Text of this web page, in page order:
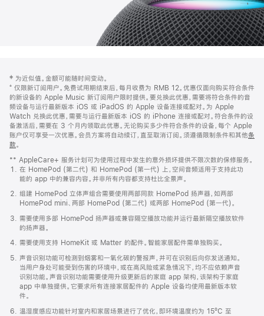
页
页
脚
注
‡ 为近似值。金额可能随时间变动。
⁺ 仅限新订阅用户。免费试用期结束后，每月收费为 RMB 12。优惠仅面向购买符合条件
的新设备的 Apple Music 新订阅用户限时提供。要兑换此优惠，需要将符合条件的音
频设备与运行最新版本 iOS 或 iPadOS 的 Apple 设备连接或配对。为 Apple
Watch 兑换此优惠，需要与运行最新版本 iOS 的 iPhone 连接或配对。符合条件的设
备激活后，需要在 3 个月内领取此优惠。无论购买多少件符合条件的设备，每个 Apple
账户仅可享受一次优惠。会员方案将自动续订，直至取消订阅。须遵循限制条件和其他条
款。
窗
口
中
打
开)
** AppleCare+ 服务计划可为使用过程中发生的意外损坏提供不限次数的保修服务。
在 HomePod (第二代) 和 HomePod (第一代) 上，空间音频适用于支持此功
能的 app 中的兼容内容。并非所有内容都支持杜比全景声。
组建 HomePod 立体声组合需要使用两部同款 HomePod 扬声器，如两部
HomePod mini、两部 HomePod (第二代) 或两部 HomePod (第一代)。
需要使用多部 HomePod 扬声器或兼容隔空播放功能并运行最新隔空播放软件
的扬声器。
需要使用支持 HomeKit 或 Matter 的配件。智能家居配件需单独购买。
声音识别功能可检测到烟雾和一氧化碳的警报声，并可在识别后向你发送通知。
当用户身处可能受到伤害的环境中，或在高风险或紧急情况下，均不应依赖声音
识别功能。声音识别功能需要使用升级更新后的家庭 app 架构，该架构于家庭
app 中单独提供。它要求所有连接家居配件的 Apple 设备均使用最新版本软
件。
温湿度感应功能针对室内和家居场景进行了优化，即环境温度约为 15ºC 至